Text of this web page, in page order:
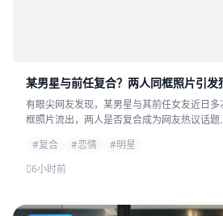
某男星与前任复合？两人同框照片引发
有眼尖网友发现，某男星与其前任女友近日
框照片流出，两人是否复合成为网友热议话题
#复合
#恋情
#明星
6小时前